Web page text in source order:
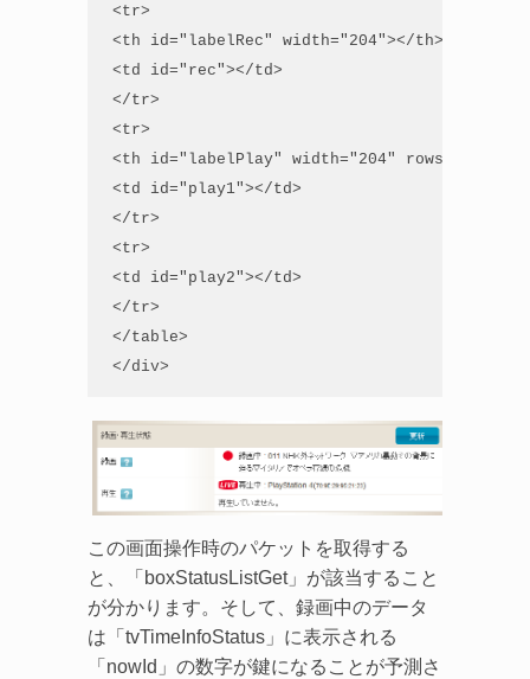
<tr>
<th id="labelRec" width="204"></th>
<td id="rec"></td>
</tr>
<tr>
<th id="labelPlay" width="204"
<td id="play1"></td>
</tr>
<tr>
<td id="play2"></td>
</tr>
</table>
</div>
この画面操作時のパケットを取得する
と、「boxStatusListGet」が該当すること
が分かります。そして、録画中のデータ
は「tvTimeInfoStatus」に表示される
「nowId」の数字が鍵になることが予測さ